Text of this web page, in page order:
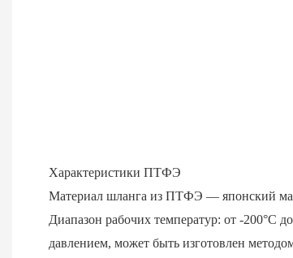
Характеристики ПТФЭ
Материал шланга из ПТФЭ — японский
Диапазон рабочих температур: от -200°C
давлением, может быть изготовлен